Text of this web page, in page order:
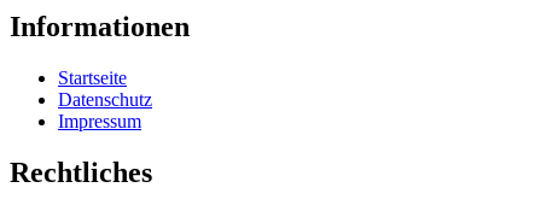
Informationen
Startseite
Datenschutz
Impressum
Rechtliches